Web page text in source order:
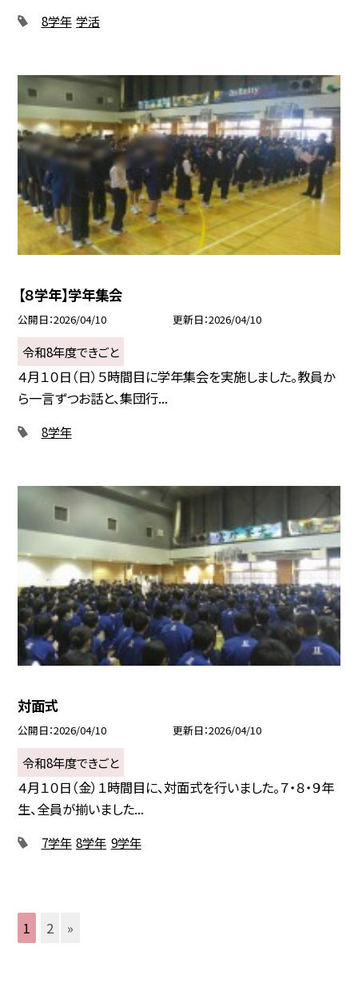
8学年 学活
【８学年】学年集会
公開日 2026/04/10 更新日 2026/04/10
令和8年度できごと
４月１０日（日）５時間目に学年集会を実施しました。教員か
ら一言ずつお話と、集団行...
8学年
対面式
公開日 2026/04/10 更新日 2026/04/10
令和8年度できごと
４月１０日（金）１時間目に、対面式を行いました。７・８・９年
生、全員が揃いました...
7学年 8学年 9学年
1 2 »